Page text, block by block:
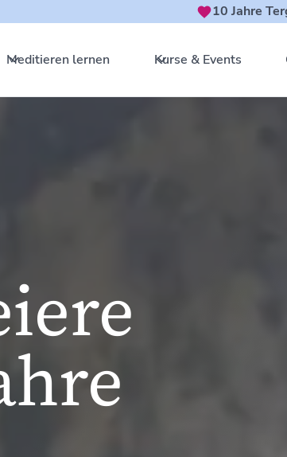
10 Jahre
Meditieren lernen Kurse & Events